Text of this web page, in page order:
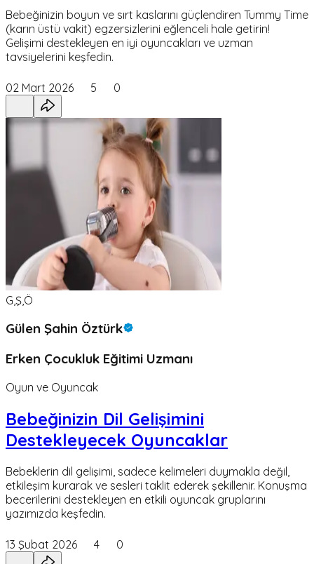
Bebeğinizin boyun ve sırt kaslarını güçlendiren Tummy Time
(karın üstü vakit) egzersizlerini eğlenceli hale getirin!
Gelişimi destekleyen en iyi oyuncakları ve uzman
tavsiyelerini keşfedin.
02 Mart 2026 5 0
G,Ş,Ö
Gülen Şahin Öztürk
Erken Çocukluk Eğitimi Uzmanı
Oyun ve Oyuncak
Bebeğinizin Dil Gelişimini
Destekleyecek Oyuncaklar
Bebeklerin dil gelişimi, sadece kelimeleri duymakla değil,
etkileşim kurarak ve sesleri taklit ederek şekillenir. Konuşma
becerilerini destekleyen en etkili oyuncak gruplarını
yazımızda keşfedin.
13 Şubat 2026 4 0